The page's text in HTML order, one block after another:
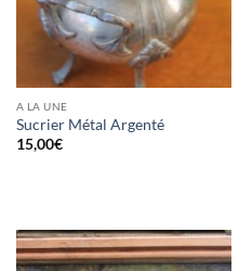
A LA UNE
Sucrier Métal Argenté
15,00€